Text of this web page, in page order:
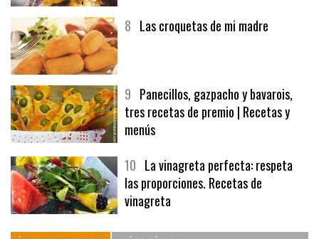
9Panecillos, gazpacho y bavarois,
tres recetas de premio | Recetas y
menús
10La vinagreta perfecta: respeta
las proporciones. Recetas de
vinagreta